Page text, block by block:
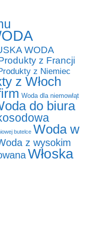
WODA
z Francji
z Niemiec
z Włoch
Woda dla niemowląt
do biura
butelce Woda w
z wysokim
Włoska